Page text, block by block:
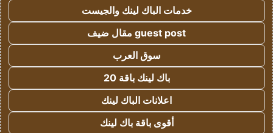
خدمات الباك لينك والجيست
guest post مقال ضيف
سوق العرب
باك لينك باقة 20
اعلانات الباك لينك
أقوى باقة باك لينك